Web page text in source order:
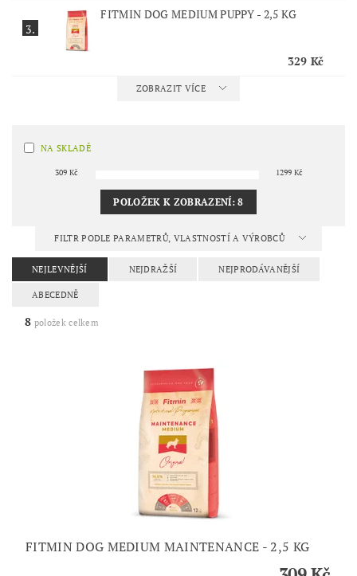
3.
FITMIN DOG MEDIUM PUPPY - 2,5 KG
329 Kč
ZOBRAZIT VÍCE
NA SKLADĚ
309 Kč 1299 Kč
POLOŽEK K ZOBRAZENÍ:8
FILTR PODLE PARAMETRŮ, VLASTNOSTÍ A VÝROBCŮ
NEJLEVNĚJŠÍ NEJDRAŽŠÍ NEJPRODÁVANĚJŠÍ
ABECEDNĚ
8 položek celkem
FITMIN DOG MEDIUM MAINTENANCE - 2,5 KG